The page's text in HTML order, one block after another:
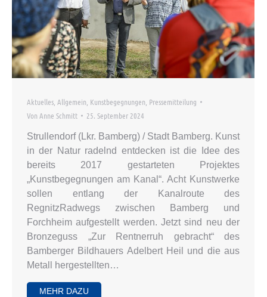
Aktuelles Allgemein Kunstbegegnungen Pressemitteilung
Von Anne Schmitt 25. September 2024
Strullendorf (Lkr. Bamberg) / Stadt Bamberg. Kunst
in der Natur radelnd entdecken ist die Idee des
bereits 2017 gestarteten Projektes
„Kunstbegegnungen am Kanal“. Acht Kunstwerke
sollen entlang der Kanalroute des
RegnitzRadwegs zwischen Bamberg und
Forchheim aufgestellt werden. Jetzt sind neu der
Bronzeguss „Zur Rentnerruh gebracht“ des
Bamberger Bildhauers Adelbert Heil und die aus
Metall hergestellten…
MEHR DAZU